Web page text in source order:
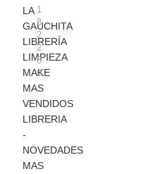
LA
GAUCHITA
LIBRERÍA
LIMPIEZA
MAKE
MAS
VENDIDOS
LIBRERIA
-
NOVEDADES
MAS
)
1
2
R
O
O
S
C
O
C
B
L
5
0
P
2
4
1
8
2
2
8
9